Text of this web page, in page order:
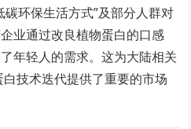
环保生活方式”及部分人群对
业通过改良植物蛋白的口感
年轻人的需求。这为大陆相关
技术迭代提供了重要的市场